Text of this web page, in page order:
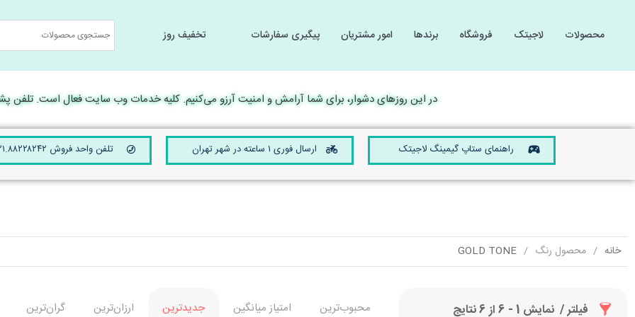
محصولات
کامپیوتر و لپ تاپ
موبایل و تبلت
لاجیتک فروشگاه برندها امور مشتریان پیگیری سفارشات
تخفیف روز
کامپیوتر و لپ تاپ
موبایل و تبلت
در این روزهای دشوار، برای شما آرامش و امنیت آرزو می‌کنیم. کلیه خدمات وب سایت فعال است. تلفن پشتیبانی 24 ساعته
راهنمای ستاپ گیمینگ لاجیتک ارسال فوری ۱ ساعته در شهر تهران تلفن واحد فروش ۰۲۱.۸۸۲۲۸۲۴۲
خانه محصول رنگ GOLD TONE
فیلتر نمایش 1 - 6 از 6 نتایج محبوب‌ترین امتیاز میانگین جدیدترین ارزان‌ترین گران‌ترین